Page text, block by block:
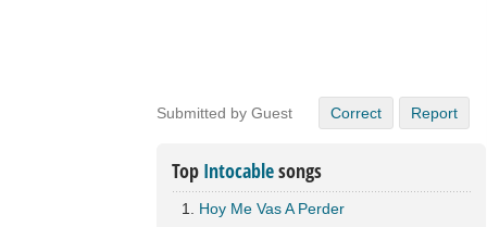
Submitted by Guest Correct Report
Top Intocablesongs
Hoy Me Vas A Perder